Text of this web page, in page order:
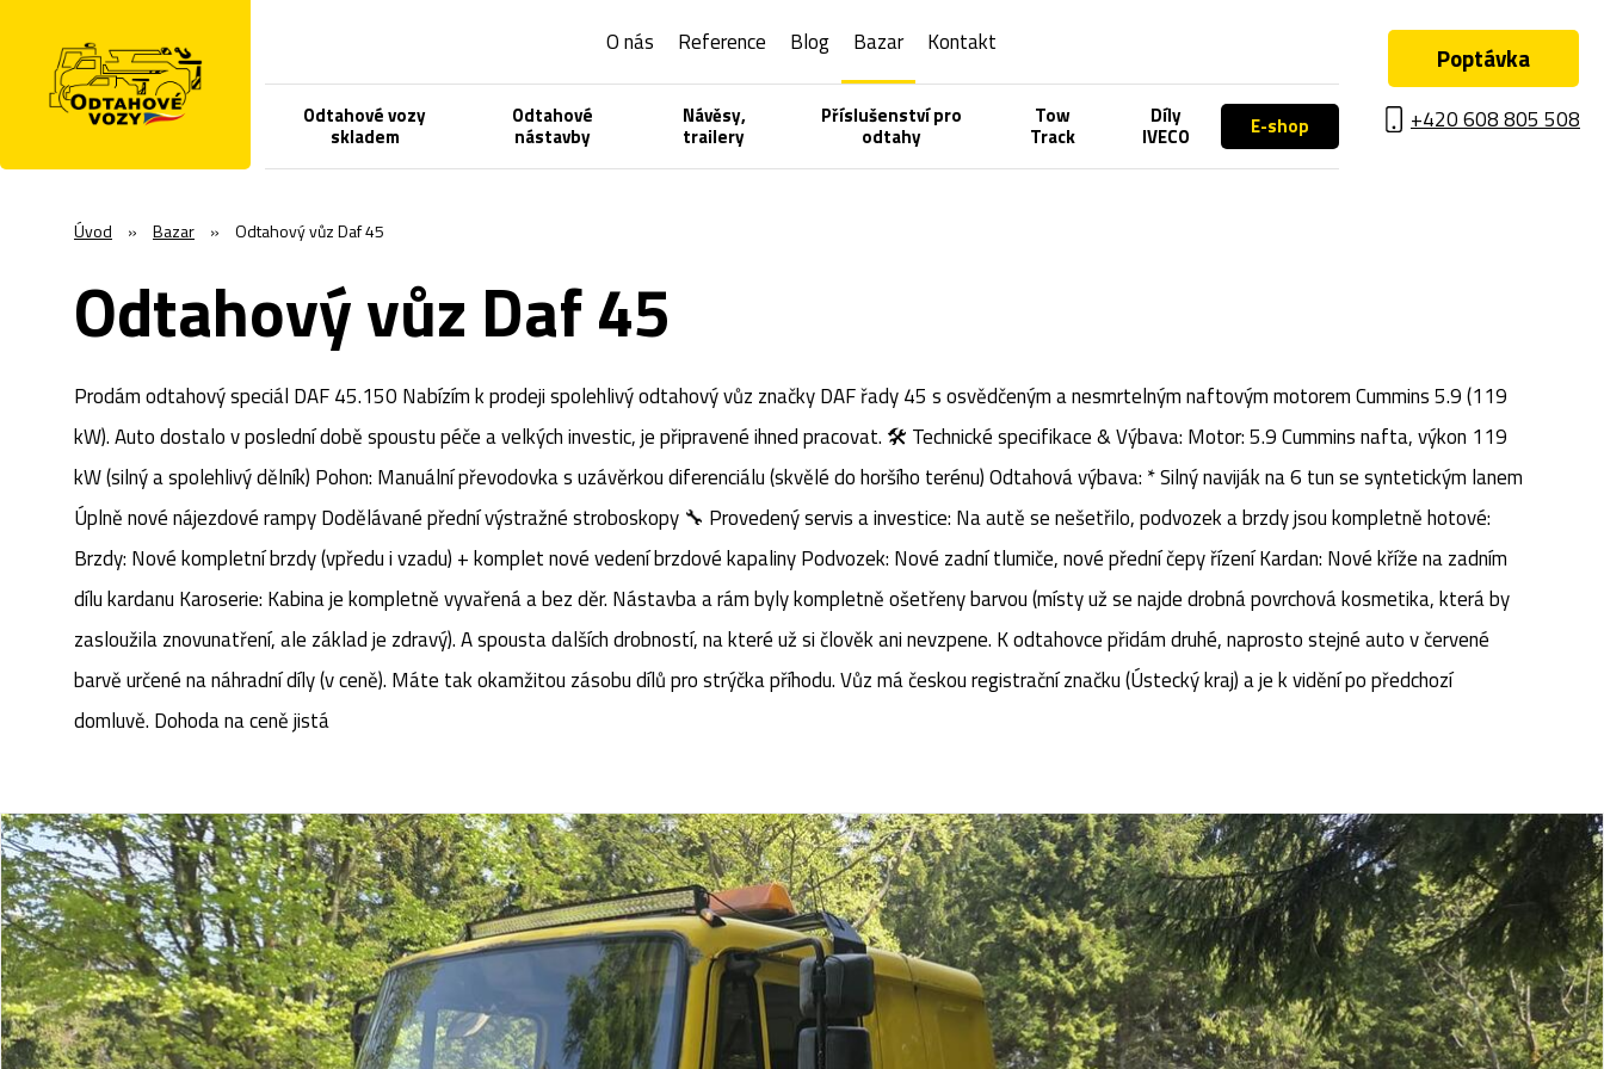
O nás Reference Blog Bazar Kontakt
Odtahové vozy
skladem
Odtahové
nástavby
Návěsy,
trailery
Příslušenství pro
odtahy
Tow
Track
Díly
IVECO E-shop
Poptávka
+420 608 805 508
Úvod » Bazar » Odtahový vůz Daf 45
Odtahový vůz Daf 45
Prodám odtahový speciál DAF 45.150 ​Nabízím k prodeji spolehlivý odtahový vůz značky DAF řady 45 s osvědčeným a nesmrtelným naftovým motorem Cummins 5.9 (119
kW). Auto dostalo v poslední době spoustu péče a velkých investic, je připravené ihned pracovat. ​🛠️ Technické specifikace & Výbava: ​Motor: 5.9 Cummins nafta, výkon 119
kW (silný a spolehlivý dělník) ​Pohon: Manuální převodovka s uzávěrkou diferenciálu (skvělé do horšího terénu) ​Odtahová výbava: * Silný naviják na 6 tun se syntetickým lanem ​
Úplně nové nájezdové rampy ​Dodělávané přední výstražné stroboskopy ​🔧 Provedený servis a investice: ​Na autě se nešetřilo, podvozek a brzdy jsou kompletně hotové: ​
Brzdy: Nové kompletní brzdy (vpředu i vzadu) + komplet nové vedení brzdové kapaliny ​Podvozek: Nové zadní tlumiče, nové přední čepy řízení ​Kardan: Nové kříže na zadním
dílu kardanu ​Karoserie: Kabina je kompletně vyvařená a bez děr. Nástavba a rám byly kompletně ošetřeny barvou (místy už se najde drobná povrchová kosmetika, která by
zasloužila znovunatření, ale základ je zdravý). ​A spousta dalších drobností, na které už si člověk ani nevzpene. ​K odtahovce přidám druhé, naprosto stejné auto v červené
barvě určené na náhradní díly (v ceně). Máte tak okamžitou zásobu dílů pro strýčka příhodu. ​Vůz má českou registrační značku (Ústecký kraj) a je k vidění po předchozí
domluvě. Dohoda na ceně jistá